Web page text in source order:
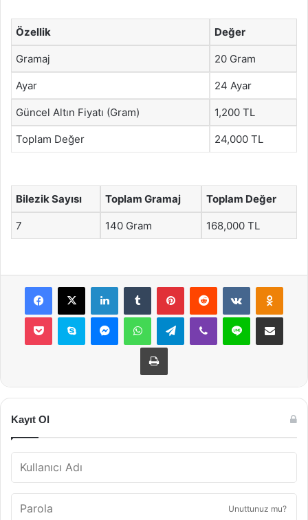
Özellik Değer
Gramaj 20 Gram
Ayar 24 Ayar
Güncel Altın Fiyatı (Gram) 1,200 TL
Toplam Değer 24,000 TL
Bilezik Sayısı Toplam Gramaj Toplam Değer
7 140 Gram 168,000 TL
Facebook
X LinkedInTumblr PinterestReddit VKontakte
Pocket Skype MessengerWhatsAppTelegramViber Line E-Posta ile
Yazdır
Kayıt Ol
Unuttunuz mu?